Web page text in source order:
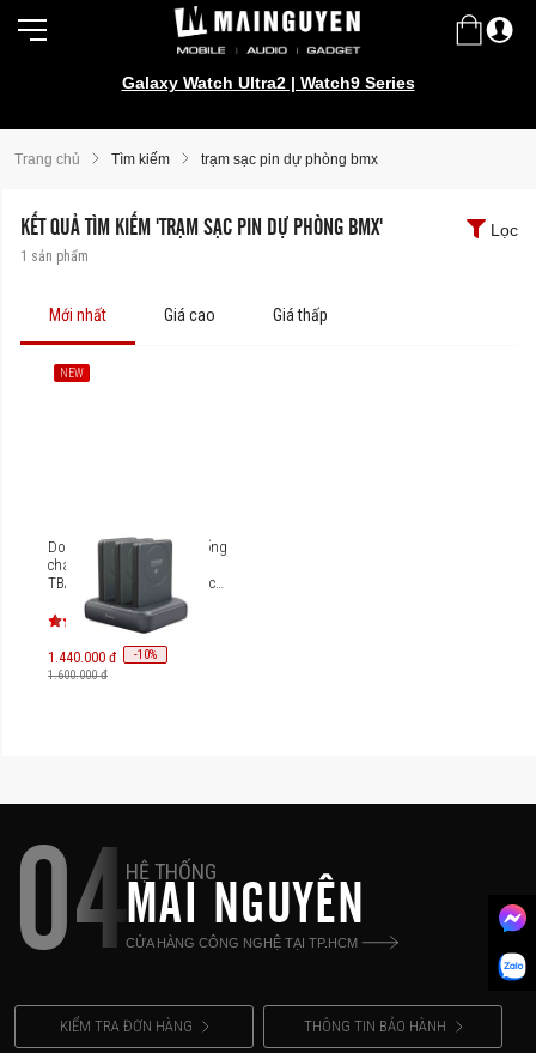
Galaxy Watch Ultra2 | Watch9 Series
Trang chủ Tìm kiếm trạm sạc pin dự phòng bmx
KẾT QUẢ TÌM KIẾM 'TRẠM SẠC PIN DỰ PHÒNG BMX'
1 sản phẩm
Lọc
Mới nhất Giá cao Giá thấp
NEW
Dock Sạc Siêu an toàn chống
cháy nổ BMX SolidSafe 3
TBAY thiết bị charging Dock
C986-3B
1.440.000 đ -10%
1.600.000 đ
04HỆ THỐNG
MAI NGUYÊN
CỬA HÀNG CÔNG NGHỆ TẠI TP.HCM
KIỂM TRA ĐƠN HÀNG THÔNG TIN BẢO HÀNH